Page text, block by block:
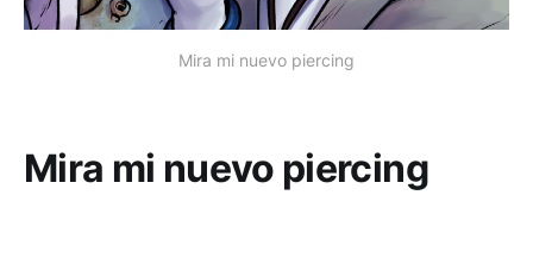
Mira mi nuevo piercing
Mira mi nuevo piercing